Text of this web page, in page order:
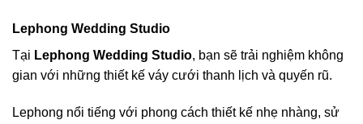
Lephong Wedding Studio
Tại Lephong Wedding Studio, bạn sẽ trải nghiệm không
gian với những thiết kế váy cưới thanh lịch và quyến rũ.
Lephong nổi tiếng với phong cách thiết kế nhẹ nhàng, sử